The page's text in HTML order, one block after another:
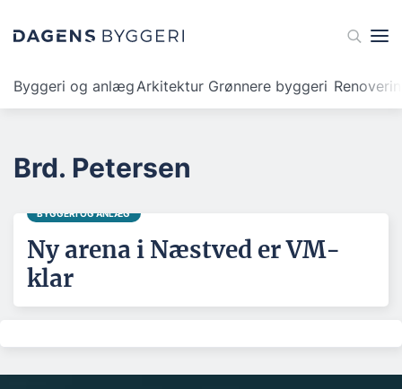
Byggeri og anlægArkitektur Grønnere byggeri
Brd. Petersen
BYGGERI OG ANLÆG
Ny arena i Næstved er VM-
klar